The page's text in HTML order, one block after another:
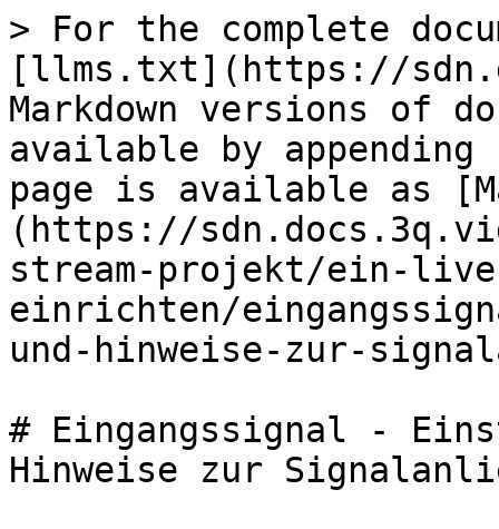
> For the complete
[llms.txt](https://
Markdown versions of
available by
page is available as
(https://
stream-projekt/ein-
einrichten/
und-hinweise-zur-
# Eingangssignal -
Hinweise zur